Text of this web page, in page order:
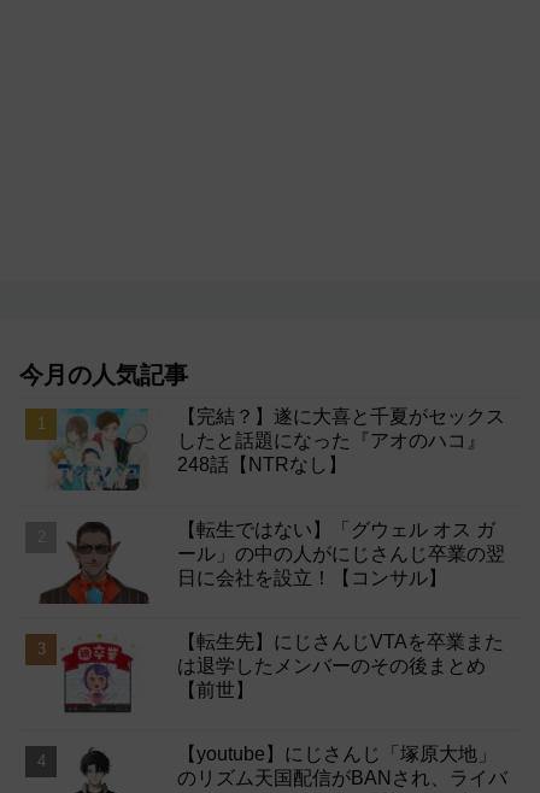
今月の人気記事
【完結？】遂に大喜と千夏がセックス
したと話題になった『アオのハコ』
248話【NTRなし】
【転生ではない】「グウェル オス ガ
ール」の中の人がにじさんじ卒業の翌
日に会社を設立！【コンサル】
【転生先】にじさんじVTAを卒業また
は退学したメンバーのその後まとめ
【前世】
【youtube】にじさんじ「塚原大地」
のリズム天国配信がBANされ、ライバ